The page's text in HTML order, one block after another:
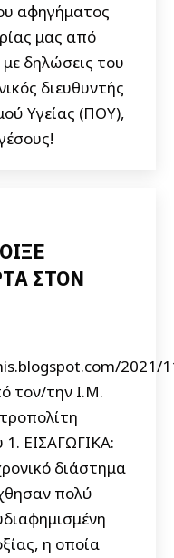
αφηγήματος
μας από
δηλώσεις του
διευθυντής
Υγείας (ΠΟΥ),
ΣΤΟΝ
2021/
τον/την Ι.Μ.
ΕΙΣΑΓΩΓΙΚΑ:
διάστημα
πολύ
η οποία